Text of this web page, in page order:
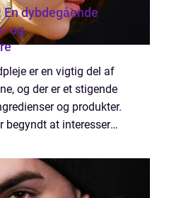
dybdegående
og
er en vigtig del af
og der er et stigende
og produkter.
begyndt at interessere
mindre r...